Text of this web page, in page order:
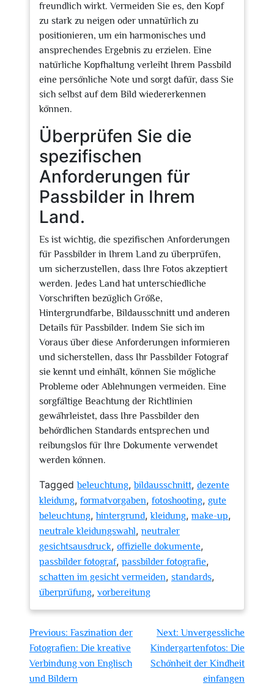
freundlich wirkt. Vermeiden Sie es, den Kopf
zu stark zu neigen oder unnatürlich zu
positionieren, um ein harmonisches und
ansprechendes Ergebnis zu erzielen. Eine
natürliche Kopfhaltung verleiht Ihrem Passbild
eine persönliche Note und sorgt dafür, dass Sie
sich selbst auf dem Bild wiedererkennen
können.
Überprüfen Sie die
spezifischen
Anforderungen für
Passbilder in Ihrem
Land.
Es ist wichtig, die spezifischen Anforderungen
für Passbilder in Ihrem Land zu überprüfen,
um sicherzustellen, dass Ihre Fotos akzeptiert
werden. Jedes Land hat unterschiedliche
Vorschriften bezüglich Größe,
Hintergrundfarbe, Bildausschnitt und anderen
Details für Passbilder. Indem Sie sich im
Voraus über diese Anforderungen informieren
und sicherstellen, dass Ihr Passbilder Fotograf
sie kennt und einhält, können Sie mögliche
Probleme oder Ablehnungen vermeiden. Eine
sorgfältige Beachtung der Richtlinien
gewährleistet, dass Ihre Passbilder den
behördlichen Standards entsprechen und
reibungslos für Ihre Dokumente verwendet
werden können.
Taggedbeleuchtung,bildausschnitt, dezente
kleidung, formatvorgaben, fotoshooting, gute
beleuchtung,hintergrund,kleidung, make-up,
neutrale kleidungswahl, neutraler
gesichtsausdruck, offizielle dokumente,
passbilder fotograf, passbilder fotografie,
schatten im gesicht vermeiden, standards,
überprüfung, vorbereitung
Beitragsnavigation
Previous: Faszination der
Fotografien: Die kreative
Verbindung von Englisch
und Bildern
Next: Unvergessliche
Kindergartenfotos: Die
Schönheit der Kindheit
einfangen